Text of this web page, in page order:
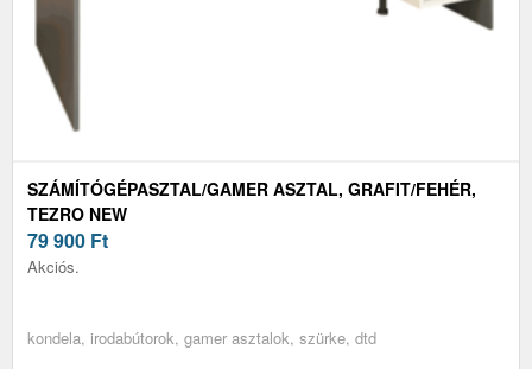
SZÁMÍTÓGÉPASZTAL/GAMER ASZTAL, GRAFIT/FEHÉR,
TEZRO NEW
79 900 Ft
Akciós.
kondela, irodabútorok, gamer asztalok, szürke, dtd